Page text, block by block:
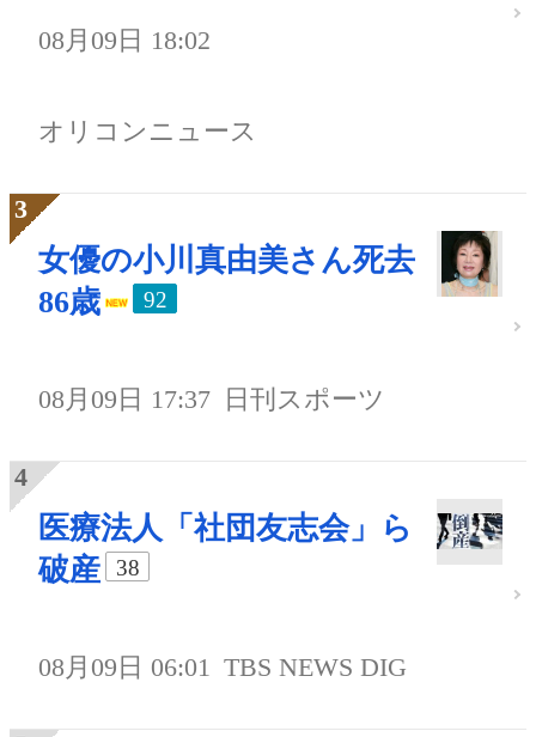
08月09日 18:02
オリコンニュース
女優の小川真由美さん死去
86歳
92
08月09日 17:37 日刊スポーツ
医療法人「社団友志会」ら
破産
38
08月09日 06:01 TBS NEWS DIG